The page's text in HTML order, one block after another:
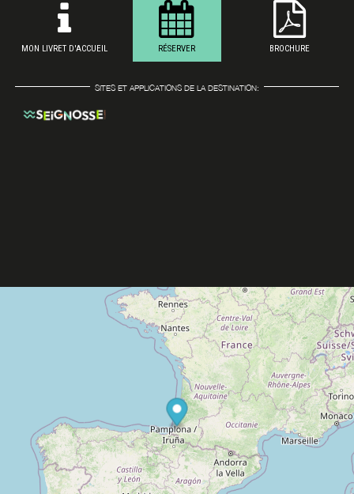
MON LIVRET D'ACCUEIL RÉSERVER BROCHURE
SITES ET APPLICATIONS DE LA DESTINATION: